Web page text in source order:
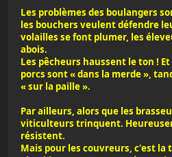
Les problèmes des boulangers
les bouchers veulent défendre
volailles se font plumer, les
abois.
Les pêcheurs haussent le ton !
porcs sont « dans la merde »,
« sur la paille ».
Par ailleurs, alors que les
viticulteurs trinquent.
résistent.
Mais pour les couvreurs, c'est la